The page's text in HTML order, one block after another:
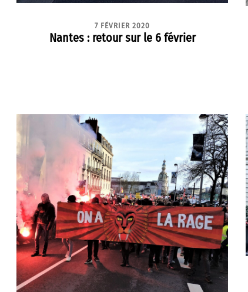
7 FÉVRIER 2020
Nantes : retour sur le 6 février